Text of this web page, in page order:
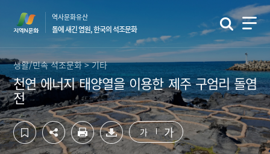
영
역
바
로
가
기
역
바
로
가
기
역사문화유산
돌에 새긴 염원, 한국의 석조문화
생활/민속 석조문화 > 기타
천연 에너지 태양열을 이용한 제주 구엄리 돌염
전
가 가